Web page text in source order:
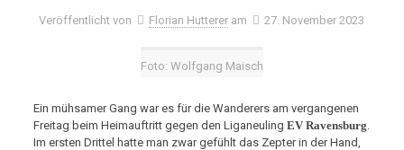
Veröffentlicht von Florian Hutterer am 27. November 2023
Foto: Wolfgang Maisch
Ein mühsamer Gang war es für die Wanderers am vergangenen
Freitag beim Heimauftritt gegen den Liganeuling EV Ravensburg.
Im ersten Drittel hatte man zwar gefühlt das Zepter in der Hand,